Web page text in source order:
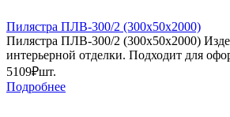
Пилястра ПЛВ-300/2 (300х50х2000)
Пилястра ПЛВ-300/2 (300х50х2000)
интерьерной отделки. Подходит для
5109₽шт.
Подробнее